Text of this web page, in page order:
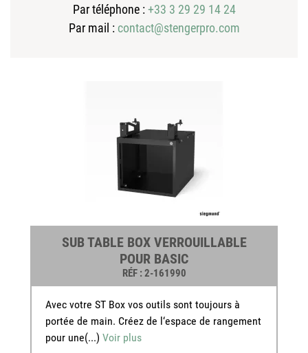
Par téléphone :+33 3 29 29 14 24
Par mail : contact@stengerpro.com
SUB TABLE BOX VERROUILLABLE
POUR BASIC
RÉF: 2-161990
Avec votre ST Box vos outils sont toujours à
portée de main. Créez de l‘espace de rangement
pour une(...) Voir plus